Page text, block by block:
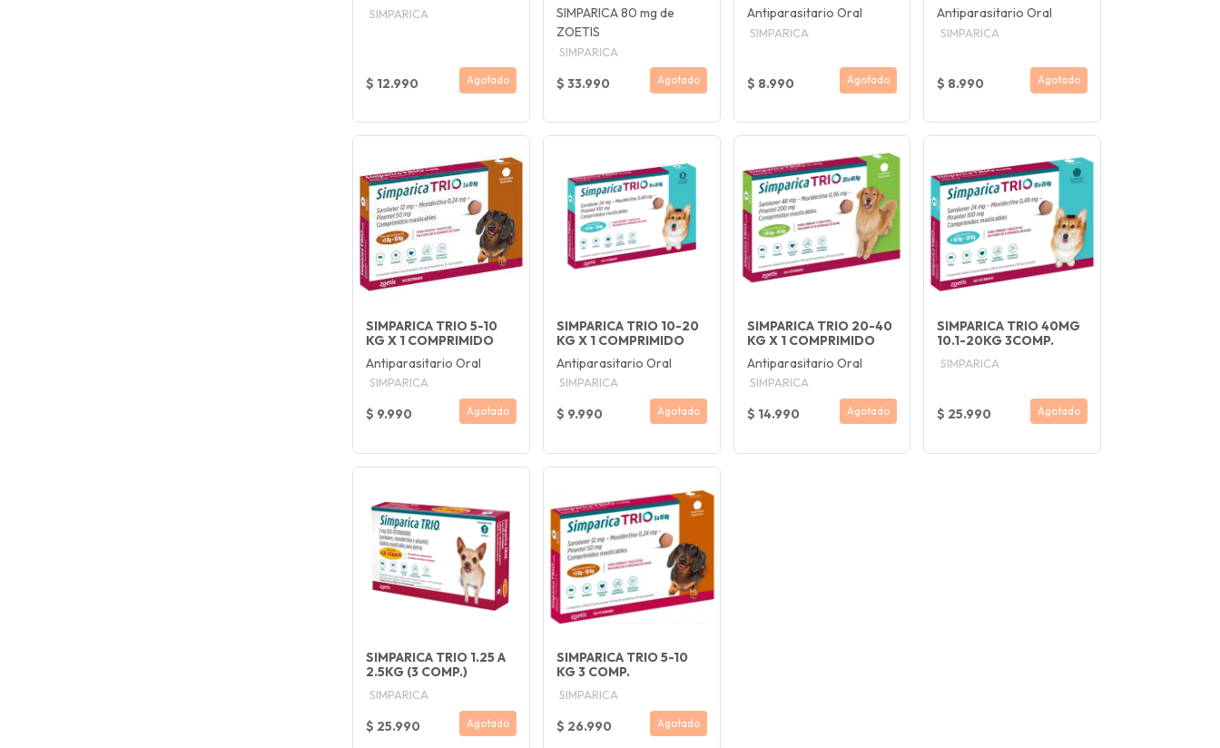
SIMPARICA
$ 12.990 Agotado
SIMPARICA 80 mg de
ZOETIS
SIMPARICA
$ 33.990 Agotado
Antiparasitario Oral
SIMPARICA
$ 8.990 Agotado
Antiparasitario Oral
SIMPARICA
$ 8.990 Agotado
SIMPARICA TRIO 5-10
KG X 1 COMPRIMIDO
Antiparasitario Oral
SIMPARICA
$ 9.990 Agotado
SIMPARICA TRIO 10-20
KG X 1 COMPRIMIDO
Antiparasitario Oral
SIMPARICA
$ 9.990 Agotado
SIMPARICA TRIO 20-40
KG X 1 COMPRIMIDO
Antiparasitario Oral
SIMPARICA
$ 14.990 Agotado
SIMPARICA TRIO 40MG
10.1-20KG 3COMP.
SIMPARICA
$ 25.990 Agotado
SIMPARICA TRIO 1.25 A
2.5KG (3 COMP.)
SIMPARICA
$ 25.990 Agotado
SIMPARICA TRIO 5-10
KG 3 COMP.
SIMPARICA
$ 26.990 Agotado